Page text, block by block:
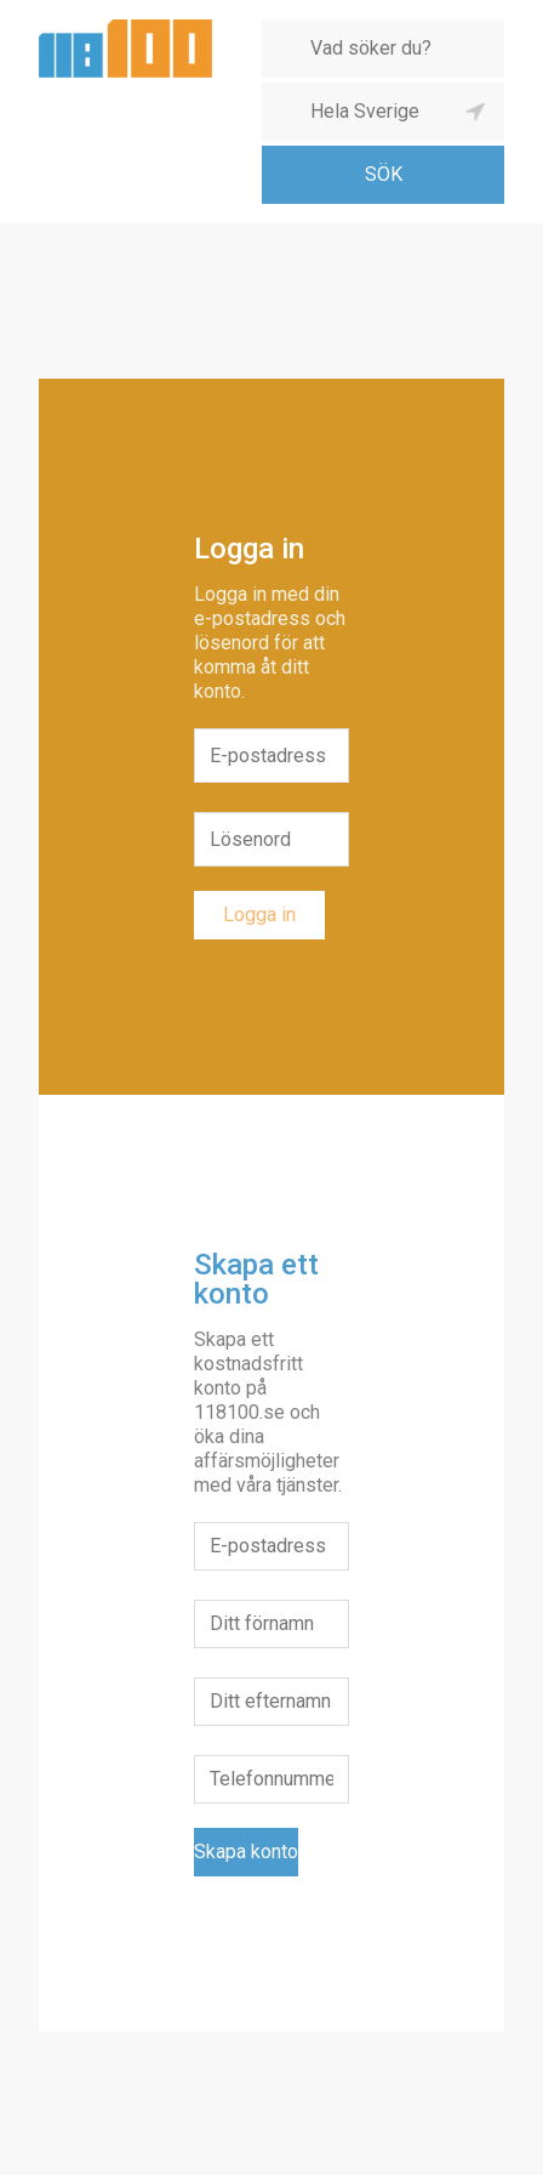
Logga in
Logga in med din
e-postadress och
lösenord för att
komma åt ditt
konto.
Skapa ett
konto
Skapa ett
kostnadsfritt
konto på
118100.se och
öka dina
affärsmöjligheter
med våra tjänster.